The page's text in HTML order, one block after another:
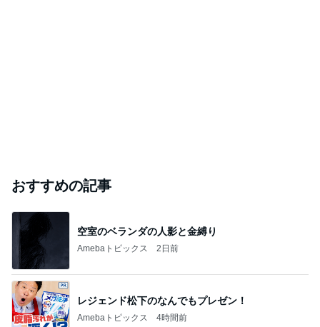
芸能人・有名人ブログ TOPへ
｢海のはじまり｣子役の現在に｢美人さん｣
Amebaトピックス 1日前
ありがとうございます
市川團十郎白猿オフィシャルB